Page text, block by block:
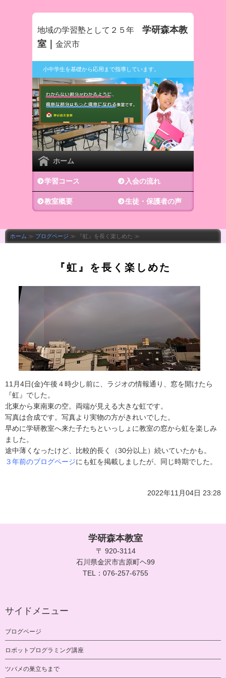
地域の学習塾として２５年 学研森本教
室｜ 金沢市
小中学生を基礎から応用まで指導しています。
ホーム
学習コース 入会の流れ
教室概要 生徒・保護者の声
ホーム ≫ ブログページ ≫ 『虹』を長く楽しめた ≫
『虹』を長く楽しめた
11月4日(金)午後４時少し前に、ラジオの情報通り、窓を開けたら
『虹』でした。
北東から東南東の空。両端が見える大きな虹です。
写真は合成です。写真より実物の方がきれいでした。
早めに学研教室へ来た子たちといっしょに教室の窓から虹を楽しみ
ました。
途中薄くなったけど、比較的長く（30分以上）続いていたかも。
３年前のブログページにも虹を掲載しましたが、同じ時期でした。
2022年11月04日 23:28
学研森本教室
〒 920-3114
石川県金沢市吉原町ヘ99
TEL：076-257-6755
サイドメニュー
ブログページ
ロボットプログラミング講座
ツバメの巣立ちまで